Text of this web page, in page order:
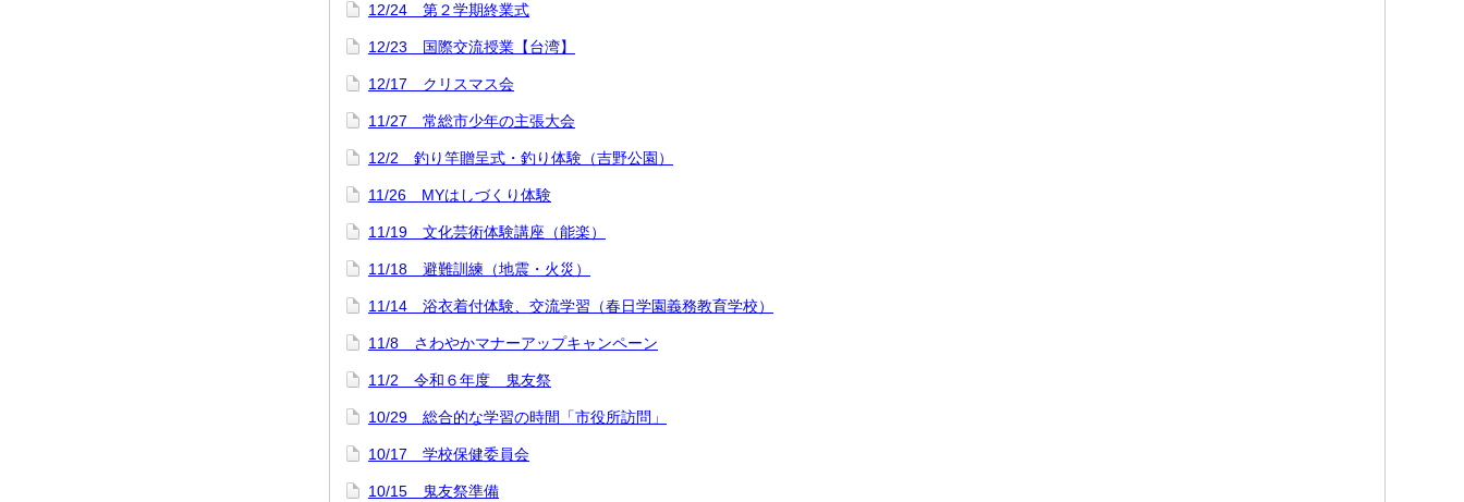
12/24 第２学期終業式
12/23 国際交流授業【台湾】
12/17 クリスマス会
11/27 常総市少年の主張大会
12/2 釣り竿贈呈式・釣り体験（吉野公園）
11/26 MYはしづくり体験
11/19 文化芸術体験講座（能楽）
11/18 避難訓練（地震・火災）
11/14 浴衣着付体験、交流学習（春日学園義務教育学校）
11/8 さわやかマナーアップキャンペーン
11/2 令和６年度 鬼友祭
10/29 総合的な学習の時間「市役所訪問」
10/17 学校保健委員会
10/15 鬼友祭準備